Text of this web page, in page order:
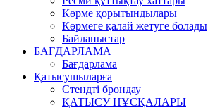
Көрме қорытындылары
Көрмеге қалай жетуге болады
Байланыстар
БАҒДАРЛАМА
Бағдарлама
Қатысушыларға
Стендті брондау
ҚАТЫСУ НҰСҚАЛАРЫ